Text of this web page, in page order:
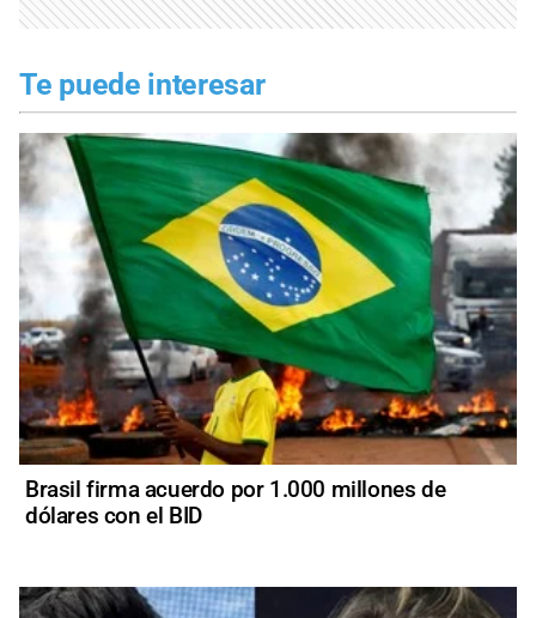
Te puede interesar
Brasil firma acuerdo por 1.000 millones de
dólares con el BID